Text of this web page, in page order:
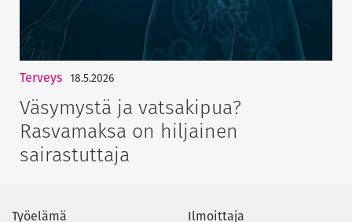
Terveys 18.5.2026
Väsymystä ja vatsakipua?
Rasvamaksa on hiljainen
sairastuttaja
Työelämä
Ilmoittaja